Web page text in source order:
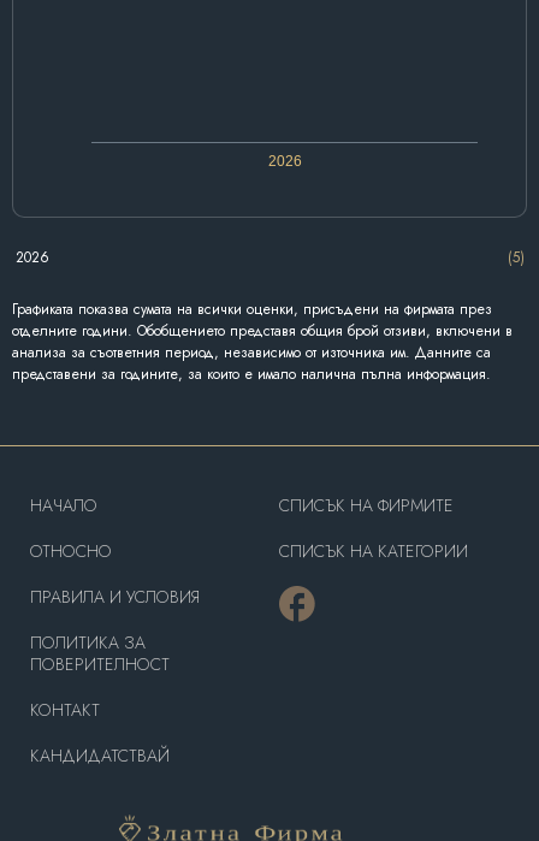
2026
2026 (5)
Графиката показва сумата на всички оценки, присъдени на фирмата през
отделните години. Обобщението представя общия брой отзиви, включени в
анализа за съответния период, независимо от източника им. Данните са
представени за годините, за които е имало налична пълна информация.
HAЧАЛО
OТНОСНО
ПРАВИЛА И УСЛОВИЯ
ПОЛИТИКА ЗА
ПОВЕРИТЕЛНОСТ
КОНТАКТ
КАНДИДАТСТВАЙ
СПИСЪК НА ФИРМИТЕ
СПИСЪК НА КАТЕГОРИИ